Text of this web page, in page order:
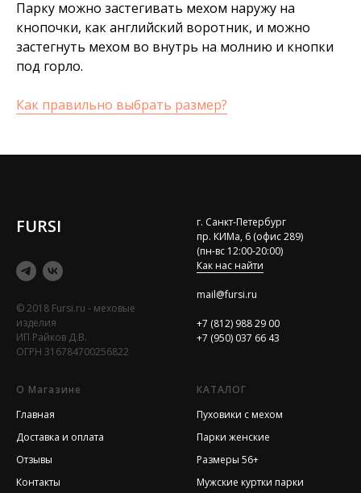
Парку можно застегивать мехом наружу на
кнопочки, как английский воротник, и можно
застегнуть мехом во внутрь на молнию и кнопки
под горло.
Как правильно выбрать размер?
FURSI
© 2018 Fursi.ru - меховые
изделия
ИП Райков Д.В.
ОГРН 316784700256822
г. Санкт-Петербург
пр. КИМа, 6 (офис 289)
(пн-вс 12:00-20:00)
Как нас найти
mail@fursi.ru
+7 (812) 988 29 00
+7 (950) 037 66 43
О Магазине
Главная
Доставка и оплата
Отзывы
Контакты
КАТАЛОГ
Пуховики с мехом
Парки женские
Размеры 56+
Мужские куртки парки